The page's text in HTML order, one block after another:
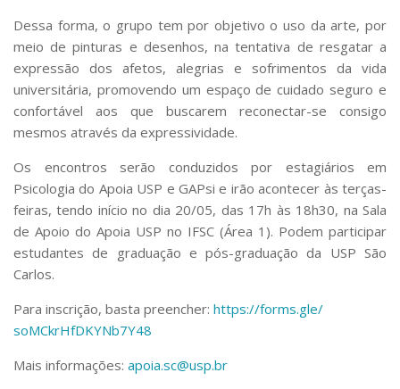
Empresas Juniores
Extensão à Comunidade
Projetos, Programas e Cursos
Artes, Cultura e Esportes
Museus e Espaços Interativos
Bibliotecas
Apoio ao Estudante
Segurança, Trânsito e Prevenção
RH, Administrativo e Financeiro
Outros serviços
Comunicação
Aplicativos e Sites
Jornal da USP
Defesa de Teses
Dessa forma, o grupo tem por objetivo o uso da arte, por
meio de pinturas e desenhos, na tentativa de resgatar a
expressão dos afetos, alegrias e sofrimentos da vida
universitária, promovendo um espaço de cuidado seguro e
confortável aos que buscarem reconectar-se consigo
mesmos através da expressividade.
Os encontros serão conduzidos por estagiários em
Psicologia do Apoia USP e GAPsi e irão acontecer às terças-
feiras, tendo início no dia 20/05, das 17h às 18h30, na Sala
de Apoio do Apoia USP no IFSC (Área 1). Podem participar
estudantes de graduação e pós-graduação da USP São
Carlos.
Para inscrição, basta preencher: https://forms.gle/
soMCkrHfDKYNb7Y48
Mais informações: apoia.sc@usp.br